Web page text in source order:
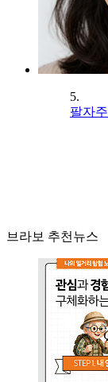
5.
팔자
브라보 추천뉴스